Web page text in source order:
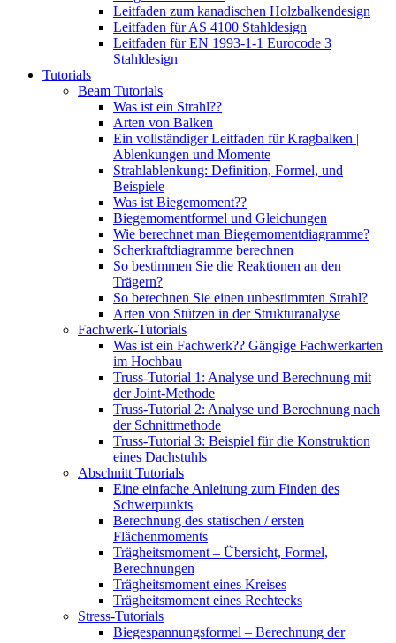
Leitfaden zum kanadischen Holzbalkendesign
Leitfaden für AS 4100 Stahldesign
Leitfaden für EN 1993-1-1 Eurocode 3
Stahldesign
Tutorials
Beam Tutorials
Was ist ein Strahl??
Arten von Balken
Ein vollständiger Leitfaden für Kragbalken |
Ablenkungen und Momente
Strahlablenkung: Definition, Formel, und
Beispiele
Was ist Biegemoment??
Biegemomentformel und Gleichungen
Wie berechnet man Biegemomentdiagramme?
Scherkraftdiagramme berechnen
So bestimmen Sie die Reaktionen an den
Trägern?
So berechnen Sie einen unbestimmten Strahl?
Arten von Stützen in der Strukturanalyse
Fachwerk-Tutorials
Was ist ein Fachwerk?? Gängige Fachwerkarten
im Hochbau
Truss-Tutorial 1: Analyse und Berechnung mit
der Joint-Methode
Truss-Tutorial 2: Analyse und Berechnung nach
der Schnittmethode
Truss-Tutorial 3: Beispiel für die Konstruktion
eines Dachstuhls
Abschnitt Tutorials
Eine einfache Anleitung zum Finden des
Schwerpunkts
Berechnung des statischen / ersten
Flächenmoments
Trägheitsmoment – ​​Übersicht, Formel,
Berechnungen
Trägheitsmoment eines Kreises
Trägheitsmoment eines Rechtecks
Stress-Tutorials
Biegespannungsformel – Berechnung der